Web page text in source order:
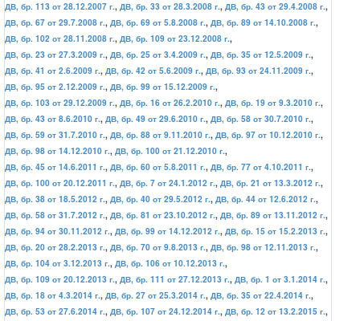
ДВ, бр. 113 от 28.12.2007 г., ДВ, бр. 33 от 28.3.2008 г., ДВ, бр. 43 от 29.4.2008 г.,
ДВ, бр. 67 от 29.7.2008 г., ДВ, бр. 69 от 5.8.2008 г., ДВ, бр. 89 от 14.10.2008 г.,
ДВ, бр. 102 от 28.11.2008 г., ДВ, бр. 109 от 23.12.2008 г.,
ДВ, бр. 23 от 27.3.2009 г., ДВ, бр. 25 от 3.4.2009 г., ДВ, бр. 35 от 12.5.2009 г.,
ДВ, бр. 41 от 2.6.2009 г., ДВ, бр. 42 от 5.6.2009 г., ДВ, бр. 93 от 24.11.2009 г.,
ДВ, бр. 95 от 2.12.2009 г., ДВ, бр. 99 от 15.12.2009 г.,
ДВ, бр. 103 от 29.12.2009 г., ДВ, бр. 16 от 26.2.2010 г., ДВ, бр. 19 от 9.3.2010 г.,
ДВ, бр. 43 от 8.6.2010 г., ДВ, бр. 49 от 29.6.2010 г., ДВ, бр. 58 от 30.7.2010 г.,
ДВ, бр. 59 от 31.7.2010 г., ДВ, бр. 88 от 9.11.2010 г., ДВ, бр. 97 от 10.12.2010 г.,
ДВ, бр. 98 от 14.12.2010 г., ДВ, бр. 100 от 21.12.2010 г.,
ДВ, бр. 45 от 14.6.2011 г., ДВ, бр. 60 от 5.8.2011 г., ДВ, бр. 77 от 4.10.2011 г.,
ДВ, бр. 100 от 20.12.2011 г., ДВ, бр. 7 от 24.1.2012 г., ДВ, бр. 21 от 13.3.2012 г.,
ДВ, бр. 38 от 18.5.2012 г., ДВ, бр. 40 от 29.5.2012 г., ДВ, бр. 44 от 12.6.2012 г.,
ДВ, бр. 58 от 31.7.2012 г., ДВ, бр. 81 от 23.10.2012 г., ДВ, бр. 89 от 13.11.2012 г.,
ДВ, бр. 94 от 30.11.2012 г., ДВ, бр. 99 от 14.12.2012 г., ДВ, бр. 15 от 15.2.2013 г.,
ДВ, бр. 20 от 28.2.2013 г., ДВ, бр. 70 от 9.8.2013 г., ДВ, бр. 98 от 12.11.2013 г.,
ДВ, бр. 104 от 3.12.2013 г., ДВ, бр. 106 от 10.12.2013 г.,
ДВ, бр. 109 от 20.12.2013 г., ДВ, бр. 111 от 27.12.2013 г., ДВ, бр. 1 от 3.1.2014 г.,
ДВ, бр. 18 от 4.3.2014 г., ДВ, бр. 27 от 25.3.2014 г., ДВ, бр. 35 от 22.4.2014 г.,
ДВ, бр. 53 от 27.6.2014 г., ДВ, бр. 107 от 24.12.2014 г., ДВ, бр. 12 от 13.2.2015 г.,